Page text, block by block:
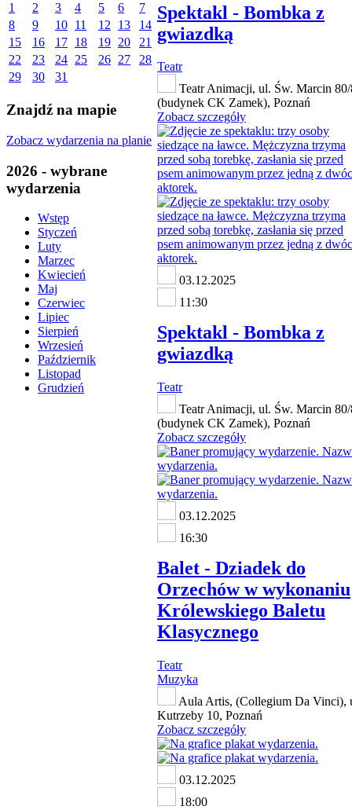
1
2 3 4 5 6
7
8
9 10 11 12 13
14
15
16 17 18 19 20
21
22
23 24 25 26 27
28
29
30 31
Znajdź na mapie
Zobacz wydarzenia na planie
2026 - wybrane
wydarzenia
Wstęp
Styczeń
Luty
Marzec
Kwiecień
Maj
Czerwiec
Lipiec
Sierpień
Wrzesień
Październik
Listopad
Grudzień
Spektakl - Bombka z
gwiazdką
Teatr
Teatr Animacji, ul. Św. Marcin
(budynek CK Zamek), Poznań
Zobacz szczegóły
03.12.2025
11:30
Spektakl - Bombka z
gwiazdką
Teatr
Teatr Animacji, ul. Św. Marcin
(budynek CK Zamek), Poznań
Zobacz szczegóły
03.12.2025
16:30
Balet - Dziadek do
Orzechów w wykonaniu
Królewskiego Baletu
Klasycznego
Teatr
Muzyka
Aula Artis, (Collegium Da Vinci),
Kutrzeby 10, Poznań
Zobacz szczegóły
03.12.2025
18:00